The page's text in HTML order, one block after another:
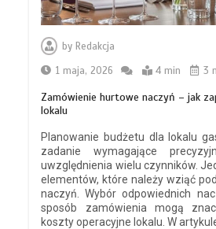
byRedakcja
1 maja, 2026
4 min 3
Zamówienie hurtowe naczyń – jak
lokalu
Planowanie budżetu dla lokalu
zadanie wymagające
uwzględnienia wielu czynników.
elementów, które należy wziąć
naczyń. Wybór odpowiednich
sposób zamówienia mogą
koszty operacyjne lokalu. W